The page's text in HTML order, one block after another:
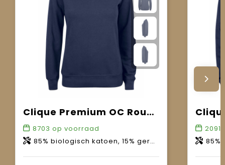
Clique Premium OC Roundneck Women
8703 op voorraad
85% biologisch katoen, 15% gerecycled polyester.
20910
85%